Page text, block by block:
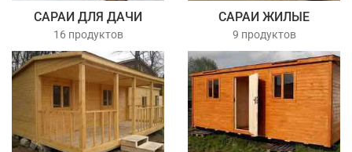
САРАИ ДЛЯ ДАЧИ
16 продуктов
САРАИ ЖИЛЫЕ
9 продуктов